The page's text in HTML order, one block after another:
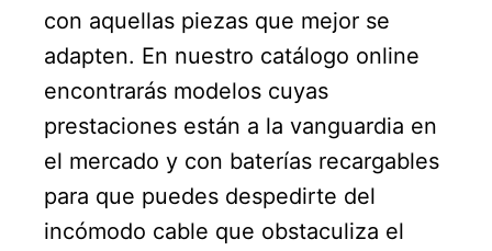
con aquellas piezas que mejor se
adapten. En nuestro catálogo online
encontrarás modelos cuyas
prestaciones están a la vanguardia en
el mercado y con baterías recargables
para que puedes despedirte del
incómodo cable que obstaculiza el